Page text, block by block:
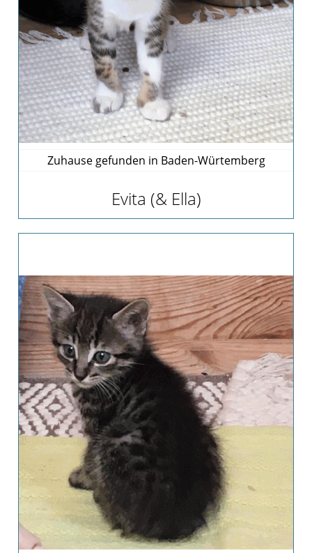
Zuhause gefunden in Baden-Würtemberg
Evita (& Ella)